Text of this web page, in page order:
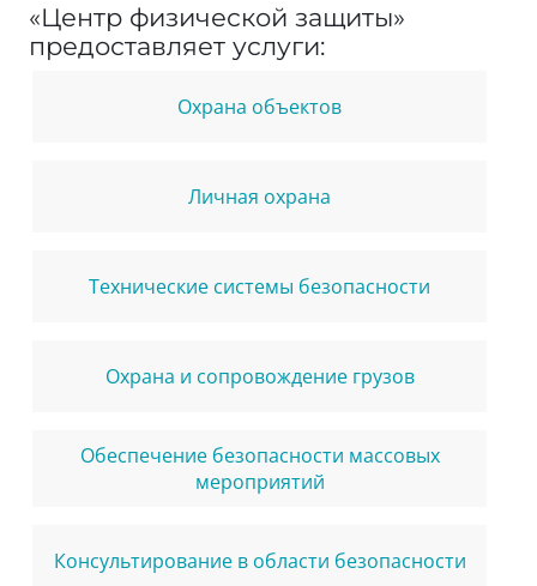
«Центр физической защиты»
предоставляет услуги:
Охрана объектов
Личная охрана
Технические системы безопасности
Охрана и сопровождение грузов
Обеспечение безопасности массовых
мероприятий
Консультирование в области безопасности